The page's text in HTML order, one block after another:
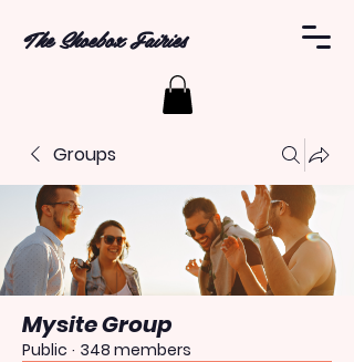
The Shoebox Fairies
Groups
Mysite Group
Public · 348 members